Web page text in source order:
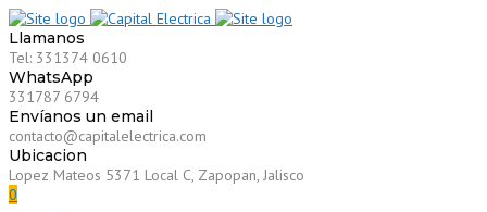
Llamanos
Tel: 331374 0610
WhatsApp
331787 6794
Envíanos un email
contacto@capitalelectrica.com
Ubicacion
Lopez Mateos 5371 Local C, Zapopan, Jalisco
0